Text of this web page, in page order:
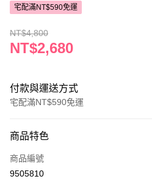
宅配滿NT$590免運
NT$4,800
NT$2,680
付款與運送方式
宅配滿NT$590免運
POYA支付
信用卡一次付款
商品特色
商品編號
9505810